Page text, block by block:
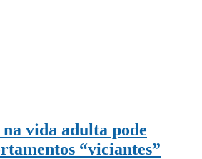
vida adulta pode
“viciantes”